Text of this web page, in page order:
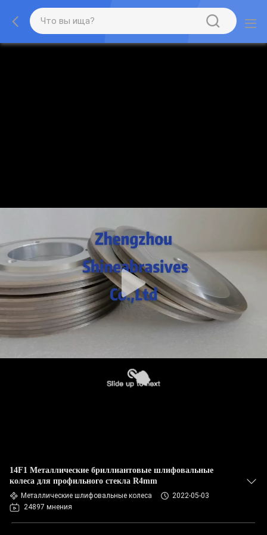
14F1 Металлические бриллиантовые шлифовальные
колеса для профильного стекла R4mm
Металлические шлифовальные колеса
2022-05-03
24897 мнения